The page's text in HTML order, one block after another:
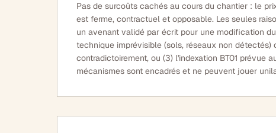
Pas de surcoûts cachés au cours du chantier : le
est ferme, contractuel et opposable. Les seules
un avenant validé par écrit pour une modification
technique imprévisible (sols, réseaux non détectés)
contradictoirement, ou (3) l'indexation BT01 prévue
mécanismes sont encadrés et ne peuvent jouer